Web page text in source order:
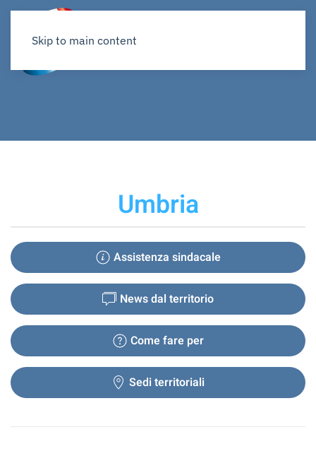
Skip to main content
Umbria
Assistenza sindacale
News dal territorio
Come fare per
Sedi territoriali